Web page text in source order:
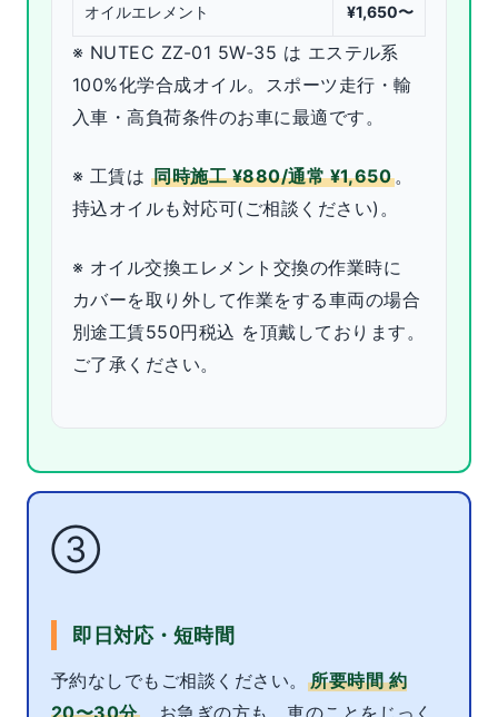
オイルエレメント ¥1,650〜
※ NUTEC ZZ-01 5W-35 は エステル系
100%化学合成オイル。スポーツ走行・輸
入車・高負荷条件のお車に最適です。
※ 工賃は 同時施工 ¥880/通常 ¥1,650。
持込オイルも対応可(ご相談ください)。
※ オイル交換エレメント交換の作業時に
カバーを取り外して作業をする車両の場合
別途工賃550円税込 を頂戴しております。
ご了承ください。
③
即日対応・短時間
予約なしでもご相談ください。
所要時間 約